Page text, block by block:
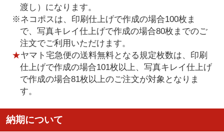
渡し）になります。
※ネコポスは、印刷仕上げで作成の場合100枚ま
で、写真キレイ仕上げで作成の場合80枚までのご
注文でご利用いただけます。
★ヤマト宅急便の送料無料となる規定枚数は、印刷
仕上げで作成の場合101枚以上、写真キレイ仕上げ
で作成の場合81枚以上のご注文が対象となりま
す。
納期について